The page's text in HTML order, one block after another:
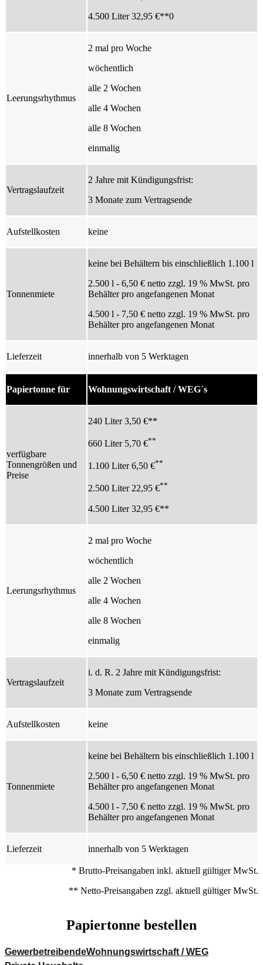
4.500 Liter 32,95 €**0
Leerungsrhythmus
2 mal pro Woche
wöchentlich
alle 2 Wochen
alle 4 Wochen
alle 8 Wochen
einmalig
Vertragslaufzeit
2 Jahre mit Kündigungsfrist:
3 Monate zum Vertragsende
Aufstellkosten keine
Tonnenmiete
keine bei Behältern bis einschließlich 1.100 l
2.500 l - 6,50 € netto zzgl. 19 % MwSt. pro
Behälter pro angefangenen Monat
4.500 l - 7,50 € netto zzgl. 19 % MwSt. pro
Behälter pro angefangenen Monat
Lieferzeit innerhalb von 5 Werktagen
Papiertonne für Wohnungswirtschaft / WEG´s
verfügbare
Tonnengrößen und
Preise
240 Liter 3,50 €**
660 Liter 5,70 €**
1.100 Liter 6,50 €**
2.500 Liter 22,95 €**
4.500 Liter 32,95 €**
Leerungsrhythmus
2 mal pro Woche
wöchentlich
alle 2 Wochen
alle 4 Wochen
alle 8 Wochen
einmalig
Vertragslaufzeit
i. d. R. 2 Jahre mit Kündigungsfrist:
3 Monate zum Vertragsende
Aufstellkosten keine
Tonnenmiete
keine bei Behältern bis einschließlich 1.100 l
2.500 l - 6,50 € netto zzgl. 19 % MwSt. pro
Behälter pro angefangenen Monat
4.500 l - 7,50 € netto zzgl. 19 % MwSt. pro
Behälter pro angefangenen Monat
Lieferzeit innerhalb von 5 Werktagen
* Brutto-Preisangaben inkl. aktuell gültiger MwSt.
** Netto-Preisangaben zzgl. aktuell gültiger MwSt.
Papiertonne bestellen
GewerbetreibendeWohnungswirtschaft / WEG